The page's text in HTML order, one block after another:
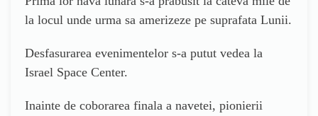
la locul unde urma sa amerizeze pe suprafata Lunii.
Desfasurarea evenimentelor s-a putut vedea la
Israel Space Center.
Inainte de coborarea finala a navetei, pionierii